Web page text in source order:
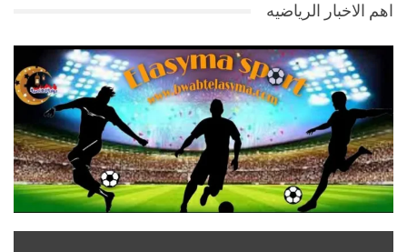
اهم الاخبار الرياضيه